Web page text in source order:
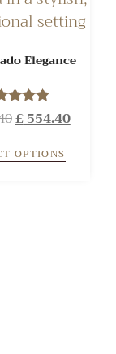
Elegance
Rated
5.00
£554.40
OPTIONS